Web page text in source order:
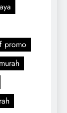
promo